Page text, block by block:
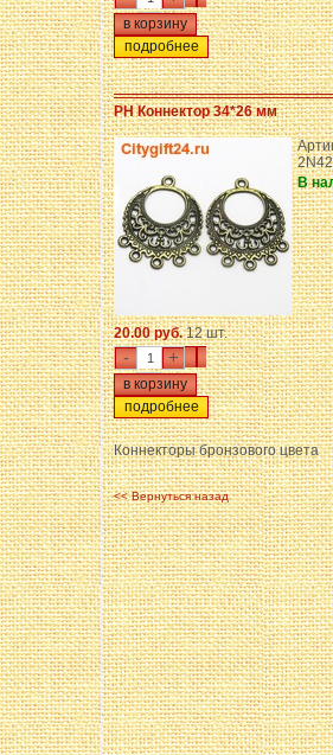
подробнее
PH Коннектор 34*26 мм
В
20.00 руб.12 шт.
- +
подробнее
Коннекторы бронзового цвета
<< Вернуться назад